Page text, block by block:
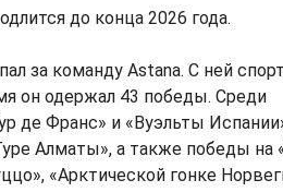
до конца 2026 года.
за команду Astana. С ней
он одержал 43 победы. Среди
де Франс» и «Вуэльты
Алматы», а также победы на
«Арктической гонке